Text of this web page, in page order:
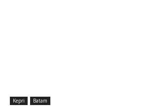
Kepri Batam